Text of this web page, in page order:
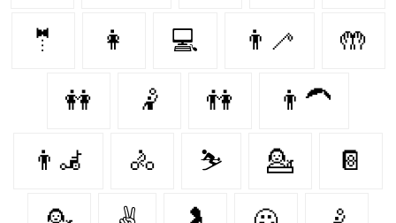
🤵‍ 👩‍ 💻 👨‍🦯‍ 🤲
👭 🤾 👫 👨‍🦱
👨‍🦼 🚴‍ ⛷️ 💁 📔